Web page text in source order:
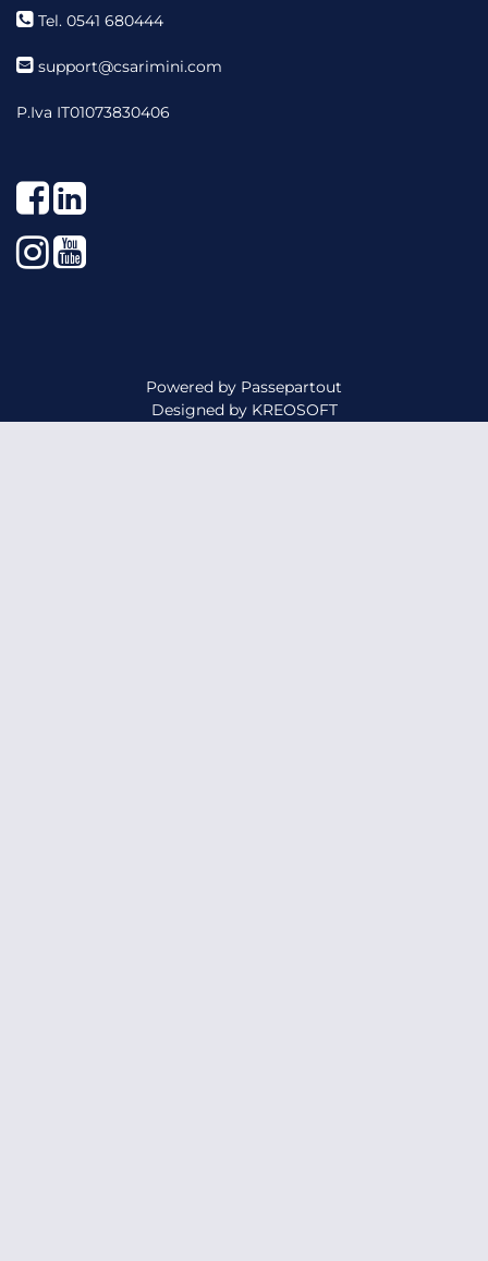
Tel. 0541 680444
support@csarimini.com
P.Iva IT01073830406
Facebook
LinkedIn
Instagram
YouTube
Powered by Passepartout
Designed by KREOSOFT